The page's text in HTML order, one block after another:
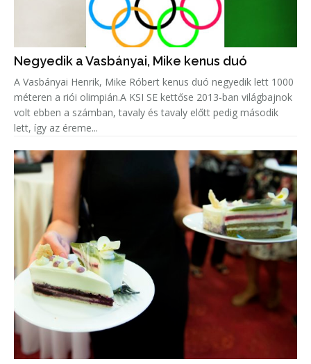
Negyedik a Vasbányai, Mike kenus duó
A Vasbányai Henrik, Mike Róbert kenus duó negyedik lett 1000
méteren a riói olimpián.A KSI SE kettőse 2013-ban világbajnok
volt ebben a számban, tavaly és tavaly előtt pedig második
lett, így az éreme...